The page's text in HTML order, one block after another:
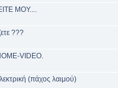
ΜΟΥ....
???
VIDEO.
(πάχος λαιμού)